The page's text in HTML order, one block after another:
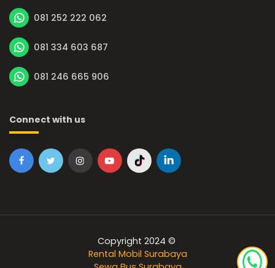
081 252 222 062
081 334 603 687
081 246 665 906
Connect with us
Copyright 2024 ©
Rental Mobil Surabaya